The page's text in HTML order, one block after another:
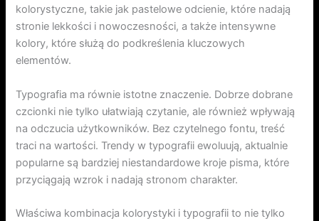
kolorystyczne, takie jak pastelowe odcienie, które nadają
stronie lekkości i nowoczesności, a także intensywne
kolory, które służą do podkreślenia kluczowych
elementów.
Typografia ma równie istotne znaczenie. Dobrze dobrane
czcionki nie tylko ułatwiają czytanie, ale również wpływają
na odczucia użytkowników. Bez czytelnego fontu, treść
traci na wartości. Trendy w typografii ewoluują, aktualnie
popularne są bardziej niestandardowe kroje pisma, które
przyciągają wzrok i nadają stronom charakter.
Właściwa kombinacja kolorystyki i typografii to nie tylko